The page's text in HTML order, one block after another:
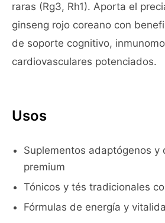
raras (Rg3, Rh1). Aporta el
ginseng rojo coreano con
de soporte cognitivo,
cardiovasculares potenciados.
Usos
Suplementos adaptógenos y
premium
Tónicos y tés tradicionales
Fórmulas de energía y